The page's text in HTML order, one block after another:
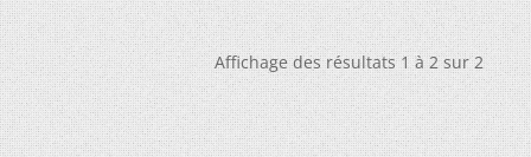
Affichage des résultats 1 à 2 sur 2